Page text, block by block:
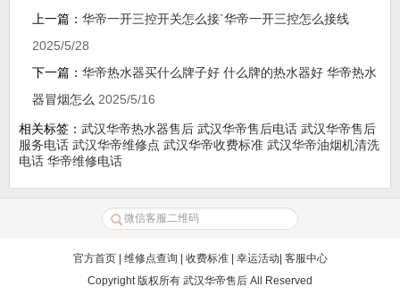
上一篇： 华帝一开三控开关怎么接`华帝一开三控怎么接线
2025/5/28
下一篇： 华帝热水器买什么牌子好 什么牌的热水器好 华帝热水
器冒烟怎么 2025/5/16
相关标签： 武汉华帝热水器售后 武汉华帝售后电话 武汉华帝售后
服务电话 武汉华帝维修点 武汉华帝收费标准 武汉华帝油烟机清洗
电话 华帝维修电话
官方首页| 维修点查询 收费标准| 幸运活动 客服中心
Copyright 版权所有 武汉华帝售后 All Reserved